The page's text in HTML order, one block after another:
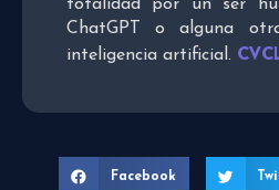
totalidad por un ser
ChatGPT o alguna
inteligencia artificial.
Facebook